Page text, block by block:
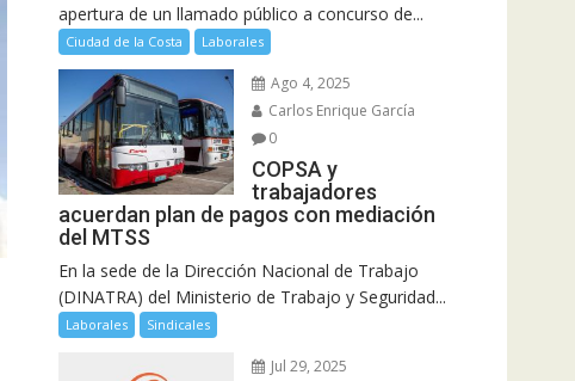
apertura de un llamado público a concurso de...
Ciudad de la Costa Laborales
Ago 4, 2025
Carlos Enrique García
0
COPSA y
trabajadores
acuerdan plan de pagos con mediación
del MTSS
En la sede de la Dirección Nacional de Trabajo
(DINATRA) del Ministerio de Trabajo y Seguridad...
Laborales Sindicales
Jul 29, 2025